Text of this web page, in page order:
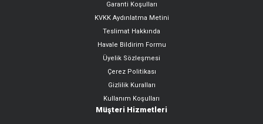
Garanti Koşulları
KVKK Aydınlatma Metini
Teslimat Hakkında
Havale Bildirim Formu
Üyelik Sözleşmesi
Çerez Politikası
Gizlilik Kuralları
Kullanım Koşulları
Müşteri Hizmetleri